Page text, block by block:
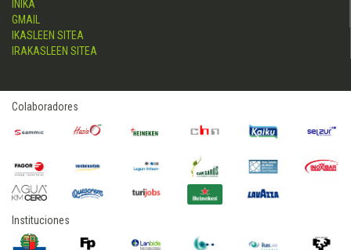
INIKA
GMAIL
IKASLEEN SITEA
IRAKASLEEN SITEA
Colaboradores
Instituciones